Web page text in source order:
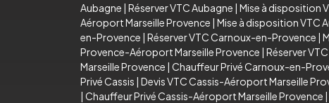
Aubagne | Réserver VTC Aubagne | Mise à disposition
Aéroport Marseille Provence | Mise à disposition VTC
en-Provence | Réserver VTC Carnoux-en-Provence |
Provence-Aéroport Marseille Provence | Réserver
Marseille Provence | Chauffeur Privé Carnoux-en-
Privé Cassis | Devis VTC Cassis-Aéroport Marseille
| Chauffeur Privé Cassis-Aéroport Marseille Provence |